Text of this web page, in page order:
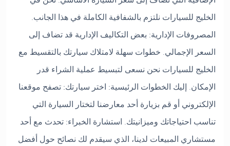
الخليج للسيارات نلتزم بالشفافية الكاملة في هذا الجانب.
المصروفات الإدارية: بعض التكاليف الإدارية قد تضاف إلى
السعر الإجمالي. خطوات سهلة لامتلاك سيارتك بالتقسيط مع
الخليج للسيارات نحن نسعى لتبسيط عملية الشراء قدر
الإمكان. إليك الخطوات الرئيسية: اختر سيارتك: تصفح موقعنا
الإلكتروني أو قم بزيارة أحد معارضنا لتختار السيارة التي
تناسب احتياجاتك وميزانيتك. استشارة الخبراء: تحدث مع أحد
مستشاري المبيعات لدينا، الذي سيقدم لك نصائح حول أفضل